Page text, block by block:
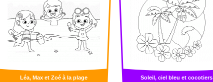
Léa, Max et Zoé à la plage Soleil, ciel bleu et cocotiers